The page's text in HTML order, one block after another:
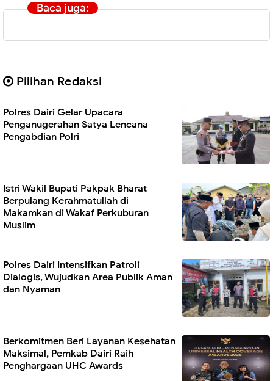
Baca juga:
Pilihan Redaksi
Polres Dairi Gelar Upacara
Penganugerahan Satya Lencana
Pengabdian Polri
Istri Wakil Bupati Pakpak Bharat
Berpulang Kerahmatullah di
Makamkan di Wakaf Perkuburan
Muslim
Polres Dairi Intensifkan Patroli
Dialogis, Wujudkan Area Publik Aman
dan Nyaman
Berkomitmen Beri Layanan Kesehatan
Maksimal, Pemkab Dairi Raih
Penghargaan UHC Awards